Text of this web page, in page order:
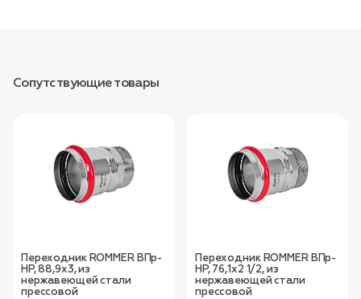
Сопутствующие товары
Переходник ROMMER ВПр-
НР, 88,9х3, из
нержавеющей стали
прессовой
Переходник ROMMER ВПр-
НР, 76,1х2 1/2, из
нержавеющей стали
прессовой